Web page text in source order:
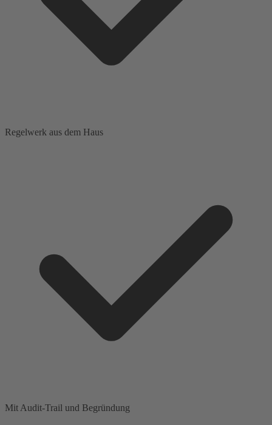
Regelwerk aus dem Haus
Mit Audit-Trail und Begründung